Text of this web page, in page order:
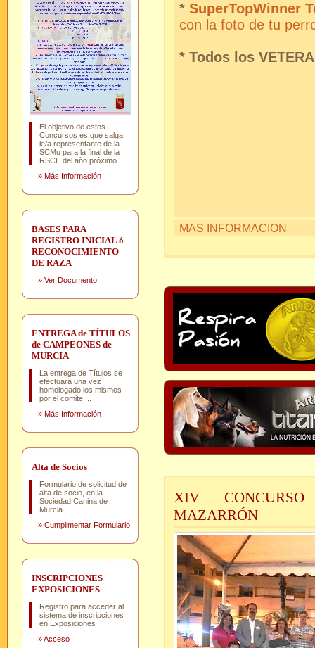
El objetivo de estos
Concursos es que salga
le/a representante de la
SCMu para la final de la
RSCE del año próximo.
» Más Información
BASES PARA
REGISTRO INICIAL ó
RECONOCIMIENTO
DE RAZA
» Ver Documento
ENTREGA de TÍTULOS
de CAMPEONES de
MURCIA
La entrega de Títulos se
efectuará una vez
homologado los mismos
por el comite ...
» Más Información
Alta de Socios
Formulario de solicitud de
alta de socio, en la
Sociedad Canina de
Murcia.
» Cumplimentar Formulario
INSCRIPCIONES
EXPOSICIONES
Registro para acceder al
sistema de inscripciones
en Exposiciones
»Acceso
* SuperTopWinner
con la foto de tu
* Todos los
MAS INFORMACION
XIV
MAZARRÓN